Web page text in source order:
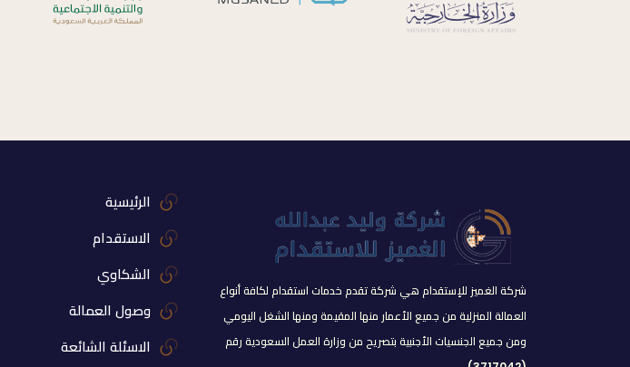
شركة الغميز للإستقدام هي شركة تقدم خدمات استقدام لكافة أنواع
العمالة المنزلية من جميع الأعمار منها المقيمة ومنها الشغل اليومي
ومن جميع الجنسيات الأجنبية بتصريح من وزارة العمل السعودية رقم
الرئيسية
الاستقدام
الشكاوي
وصول العمالة
الاسئلة الشائعة